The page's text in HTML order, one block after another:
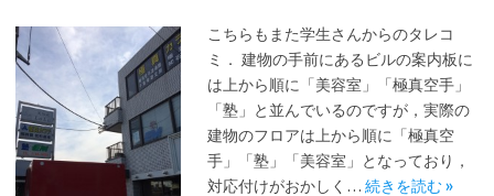
こちらもまた学生さんからのタレコ
ミ． 建物の手前にあるビルの案内板に
は上から順に「美容室」「極真空手」
「塾」と並んでいるのですが，実際の
建物のフロアは上から順に「極真空
手」「塾」「美容室」となっており，
対応付けがおかしく… 続きを読む »